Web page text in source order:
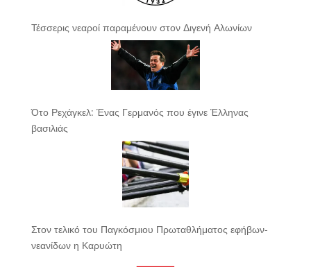
Τέσσερις νεαροί παραμένουν στον Διγενή Αλωνίων
Ότο Ρεχάγκελ: Ένας Γερμανός που έγινε Έλληνας
βασιλιάς
Στον τελικό του Παγκόσμιου Πρωταθλήματος εφήβων-
νεανίδων η Καρυώτη